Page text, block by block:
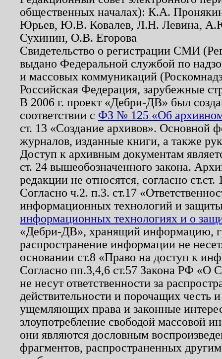
общественных началах): К.А.
Юрьев, Ю.В. Ковалев, Л.Н. Левина,
Сухинин, О.В. Егорова
Свидетельство о регистрации СМИ
выдано Федеральной службой по
и массовых коммуникаций
Российская Федерация, зарубежные
В 2006 г. проект «Дебри-ДВ» был
соответствии с ФЗ № 125 «Об
ст. 13 «Создание архивов». Основной
журналов, изданные книги, а также
Доступ к архивным документам
ст. 24 вышеобозначенного закона.
редакции не относятся, согласно
Согласно ч.2. п.3. ст.17
информационных технологий и
информационных технологиях и о
«Дебри-ДВ», хранящий информацию,
распространение информации не
основании ст.8 «Право на доступ к
Согласно пп.3,4,6 ст.57 Закона РФ «О
не несут ответственности за
действительности и порочащих честь
ущемляющих права и законные
злоупотребление свободой массовой
они являются дословным
фрагментов, распространенных